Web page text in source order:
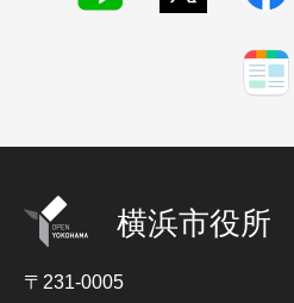
横浜市役所
〒231-0005